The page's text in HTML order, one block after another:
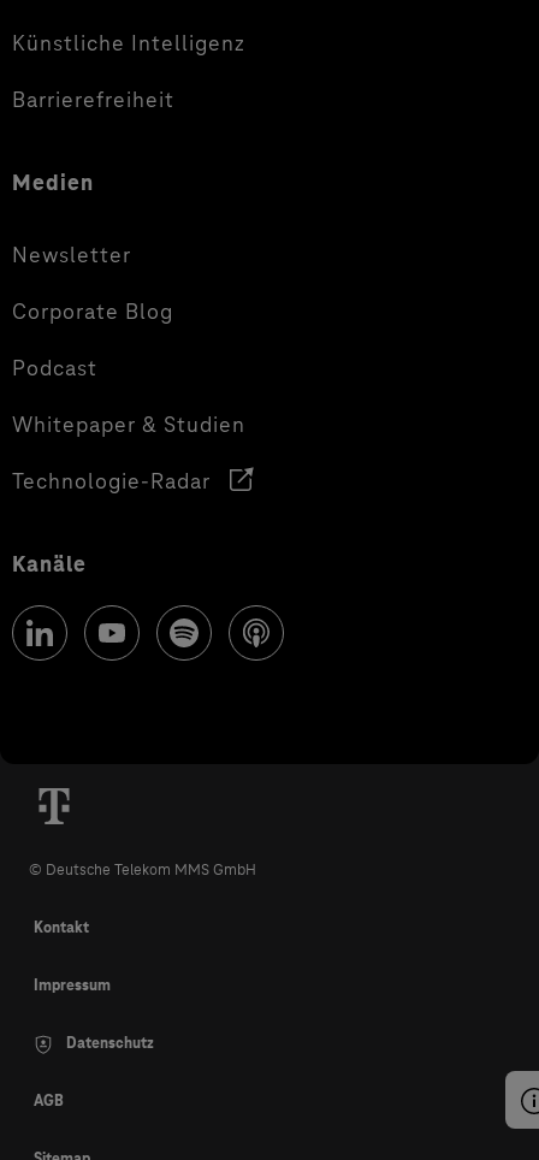
Künstliche Intelligenz
Barrierefreiheit
Medien
Newsletter
Corporate Blog
Podcast
Whitepaper & Studien
Technologie-Radar
Kanäle
© Deutsche Telekom MMS GmbH
Kontakt
Impressum
Datenschutz
AGB